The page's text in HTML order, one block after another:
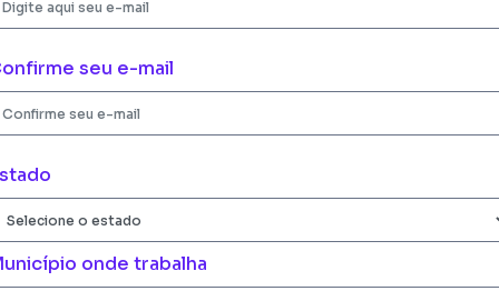
seu e-mail
onde trabalha